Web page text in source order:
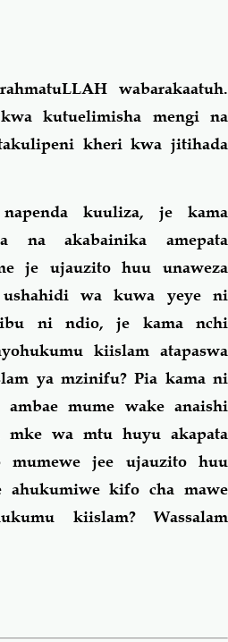
Firaq-Makundi
Duaa-Adhkaar
Kauli Za Salaf
Raqaaiq
Maswali-Majibu
Vitabu
wabarakaatuh.
kutuelimisha mengi na
kheri kwa jitihada
kuuliza, je kama
na akabainika amepata
je ujauzito huu unaweza
wa kuwa yeye ni
ni ndio, je kama nchi
kiislam atapaswa
ya mzinifu? Pia kama ni
mume wake anaishi
wa mtu huyu akapata
mumewe jee ujauzito huu
ahukumiwe kifo cha mawe
kiislam? Wassalam